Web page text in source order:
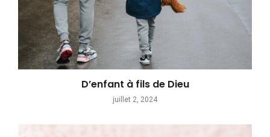
D’enfant à fils de Dieu
juillet 2, 2024